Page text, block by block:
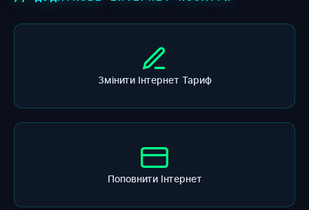
Змінити Інтернет Тариф
Поповнити Інтернет